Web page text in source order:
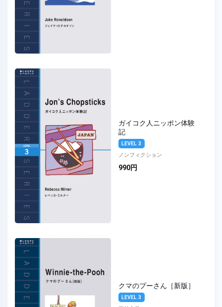
ガイコク人ニッポン体験
記
LEVEL 3
ノンフィクション
990円
クマのプーさん［新版］
LEVEL 3